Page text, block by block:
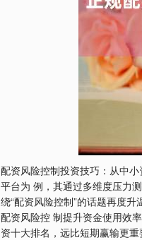
配资风险控制投资技巧：从中
平台为 例，其通过多维度压力
绕“配资风险控制”的话题再度
配资风险控 制提升资金使用效
资十大排名，远比短期赢输更